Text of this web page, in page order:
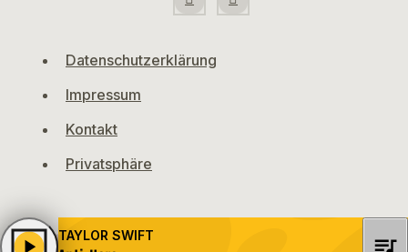
Datenschutzerklärung
Impressum
Kontakt
Privatsphäre
TAYLOR SWIFT
play_arrow queue_music